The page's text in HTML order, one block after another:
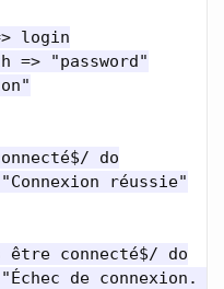
login
"password"
do
réussie"
être connecté$/ do
de connexion.